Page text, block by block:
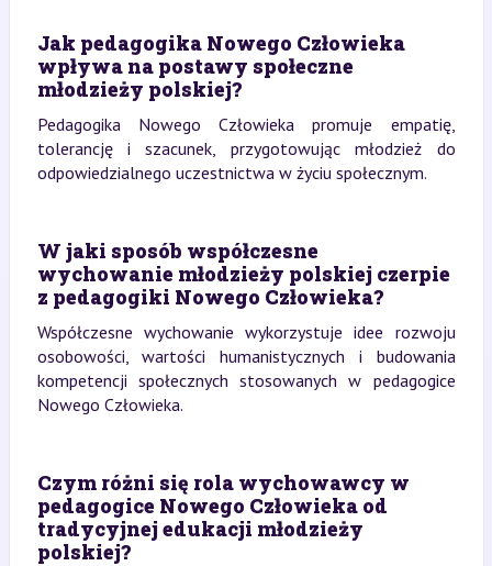
Jak pedagogika Nowego Człowieka
wpływa na postawy społeczne
młodzieży polskiej?
Pedagogika Nowego Człowieka promuje empatię,
tolerancję i szacunek, przygotowując młodzież do
odpowiedzialnego uczestnictwa w życiu społecznym.
W jaki sposób współczesne
wychowanie młodzieży polskiej czerpie
z pedagogiki Nowego Człowieka?
Współczesne wychowanie wykorzystuje idee rozwoju
osobowości, wartości humanistycznych i budowania
kompetencji społecznych stosowanych w pedagogice
Nowego Człowieka.
Czym różni się rola wychowawcy w
pedagogice Nowego Człowieka od
tradycyjnej edukacji młodzieży
polskiej?